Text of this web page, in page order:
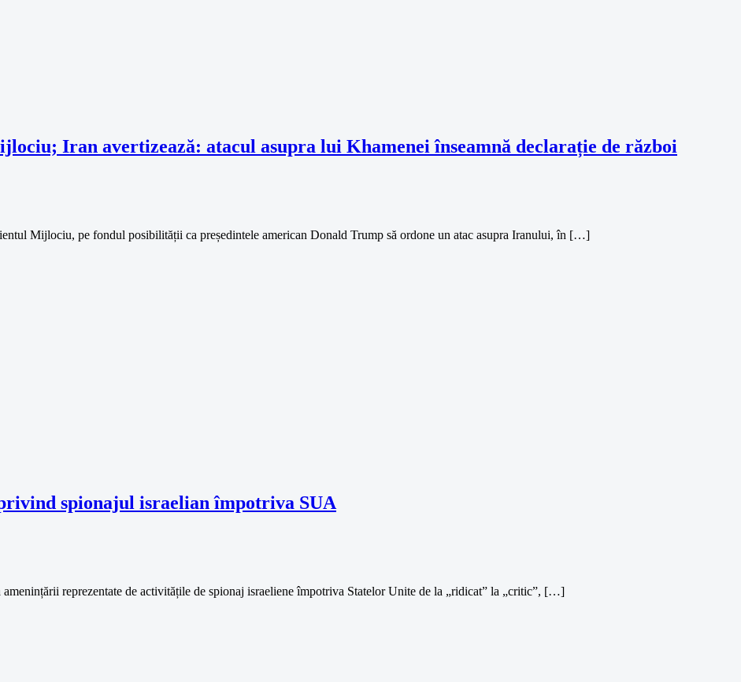
Iran avertizează: atacul asupra lui Khamenei înseamnă declarație de război
Mijlociu, pe fondul posibilității ca președintele american Donald Trump să ordone un atac asupra Iranului, în […]
spionajul israelian împotriva SUA
reprezentate de activitățile de spionaj israeliene împotriva Statelor Unite de la „ridicat” la „critic”, […]